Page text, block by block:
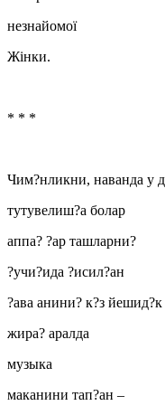
незнайомої
Жінки.
* * *
Чим?нликни, наванда у
тутувелиш?а болар
аппа? ?ар ташларни?
?учи?ида ?исил?ан
?ава анини? к?з йешид?к
жира? аралда
музыка
маканини тап?ан –